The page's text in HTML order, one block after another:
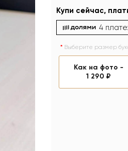
Купи сейчас,
4
Выберите размер
Как на фото -
1 290 ₽